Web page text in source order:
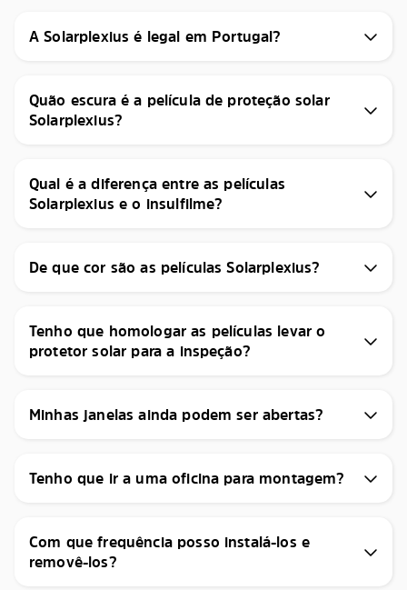
A Solarplexius é legal em Portugal?
Quão escura é a película de proteção solar
Solarplexius?
Qual é a diferença entre as películas
Solarplexius e o insulfilme?
De que cor são as películas Solarplexius?
Tenho que homologar as películas levar o
protetor solar para a inspeção?
Minhas janelas ainda podem ser abertas?
Tenho que ir a uma oficina para montagem?
Com que frequência posso instalá-los e
removê-los?